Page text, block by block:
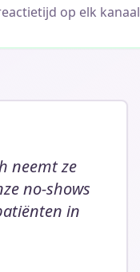
op elk kanaal
neemt ze
no-shows
in